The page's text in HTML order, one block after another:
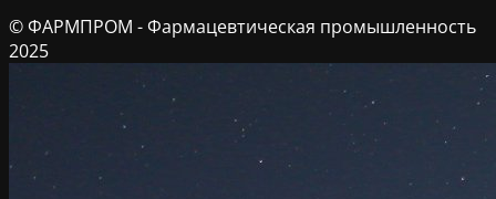
© ФАРМПРОМ - Фармацевтическая промышленность
2025